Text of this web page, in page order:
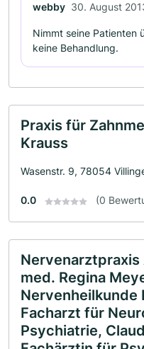
webby 30. August
Nimmt seine Patienten
keine Behandlung.
Praxis für
Krauss
Wasenstr. 9, 78054
0.0 (0
Nervenarztpraxis
med. Regina
Nervenheilkunde
Facharzt für
Psychiatrie,